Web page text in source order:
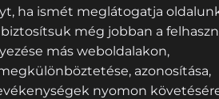
ha ismét meglátogatja
még jobban a
más weboldalakon,
azonosítása,
nyomon